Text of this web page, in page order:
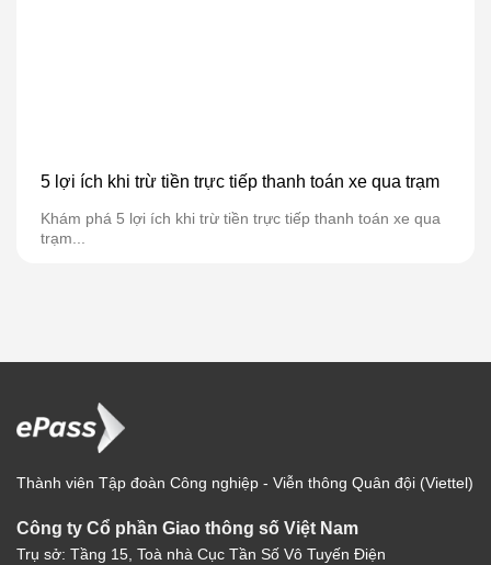
5 lợi ích khi trừ tiền trực tiếp thanh toán xe qua trạm
Khám phá 5 lợi ích khi trừ tiền trực tiếp thanh toán xe qua
trạm...
Thành viên Tập đoàn Công nghiệp - Viễn thông Quân đội (Viettel)
Công ty Cổ phần Giao thông số Việt Nam
Trụ sở: Tầng 15, Toà nhà Cục Tần Số Vô Tuyến Điện